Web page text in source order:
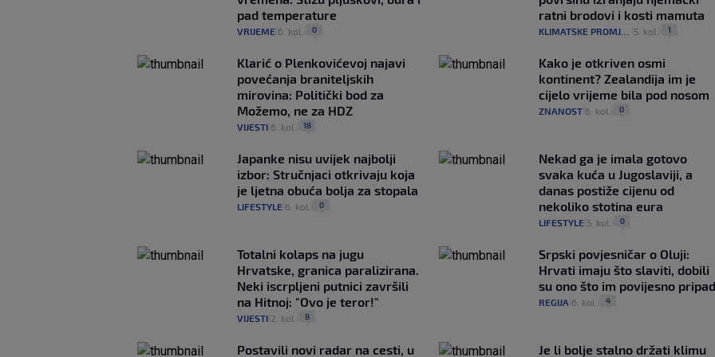
pad temperature
VRIJEME 6. kol. 0
ratni brodovi i kosti mamuta
KLIMATSKE PROMJENE 5. kol. 1
Klarić o Plenkovićevoj najavi
povećanja braniteljskih
mirovina: Politički bod za
Možemo, ne za HDZ
VIJESTI 6. kol. 18
Kako je otkriven osmi
kontinent? Zealandija im je
cijelo vrijeme bila pod nosom
ZNANOST| 6. kol. 0
Japanke nisu uvijek najbolji
izbor: Stručnjaci otkrivaju koja
je ljetna obuća bolja za stopala
LIFESTYLE 6. kol. 0
Nekad ga je imala gotovo
svaka kuća u Jugoslaviji, a
danas postiže cijenu od
nekoliko stotina eura
LIFESTYLE| 5. kol. 0
Totalni kolaps na jugu
Hrvatske, granica paralizirana.
Neki iscrpljeni putnici završili
na Hitnoj: "Ovo je teror!"
VIJESTI 2. kol. 8
Srpski povjesničar o Oluji:
Hrvati imaju što slaviti, dobili
su ono što im povijesno
REGIJA 6. kol. 4
Postavili novi radar na cesti, u Je li bolje stalno držati klimu